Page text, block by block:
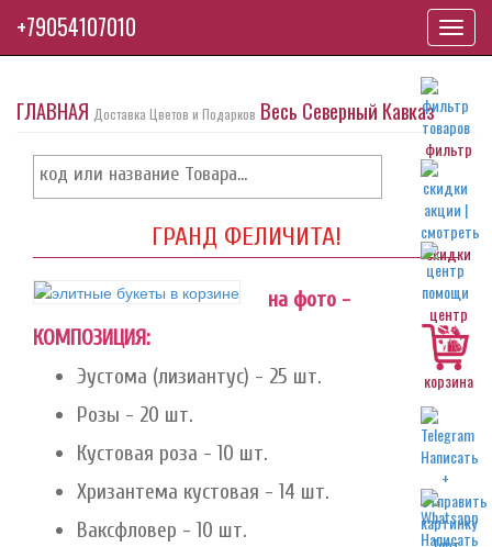
фильтр
скидки
центр
корзина
ГЛАВНАЯ Доставка Цветов и Подарков Весь Северный Кавказ
ГРАНД ФЕЛИЧИТА!
на фото -
КОМПОЗИЦИЯ:
Эустома (лизиантус) - 25 шт.
Розы - 20 шт.
Кустовая роза - 10 шт.
Хризантема кустовая - 14 шт.
Ваксфловер - 10 шт.
+79054107010